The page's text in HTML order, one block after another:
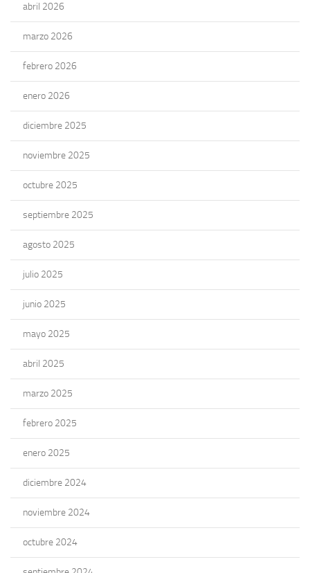
abril 2026
marzo 2026
febrero 2026
enero 2026
diciembre 2025
noviembre 2025
octubre 2025
septiembre 2025
agosto 2025
julio 2025
junio 2025
mayo 2025
abril 2025
marzo 2025
febrero 2025
enero 2025
diciembre 2024
noviembre 2024
octubre 2024